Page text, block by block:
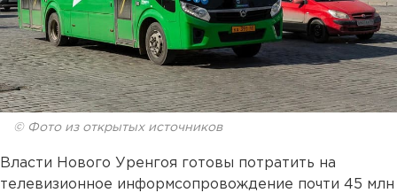
© Фото из открытых источников
Власти Нового Уренгоя готовы потратить на
телевизионное информсопровождение почти 45 млн